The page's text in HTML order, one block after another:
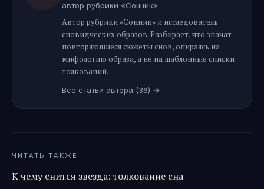
автор рубрики «Сонник»
Автор рубрики «Сонник» и исследователь
сновидческих образов. Разбирает, что значат
повторяющиеся сюжеты снов, опираясь на
мифологию образа, а не на шаблонные списки
толкований.
Все статьи автора (36) →
ЧИТАТЬ ТАКЖЕ
К чему снится звезда: толкование сна